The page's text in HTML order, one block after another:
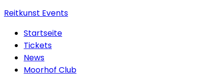
Reitkunst Events
Startseite
Tickets
News
Moorhof Club